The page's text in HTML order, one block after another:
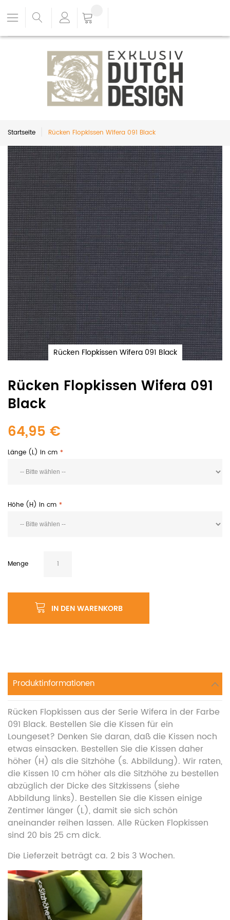
Startseite Rücken Flopkissen Wifera 091 Black
Rücken Flopkissen Wifera 091
Black
64,95 €
Länge (L) in cm
Höhe (H) in cm
Menge
IN DEN WARENKORB
Rücken Flopkissen Wifera 091 Black
Produktinformationen
Rücken Flopkissen aus der Serie Wifera in der Farbe
091 Black. Bestellen Sie die Kissen für ein
Loungeset? Denken Sie daran, daß die Kissen noch
etwas einsacken. Bestellen Sie die Kissen daher
höher (H) als die Sitzhöhe (s. Abbildung). Wir raten,
die Kissen 10 cm höher als die Sitzhöhe zu bestellen
abzüglich der Dicke des Sitzkissens (siehe
Abbildung links). Bestellen Sie die Kissen einige
Zentimer länger (L), damit sie sich schön
aneinander reihen lassen. Alle Rücken Flopkissen
sind 20 bis 25 cm dick.
Die Lieferzeit beträgt ca. 2 bis 3 Wochen.